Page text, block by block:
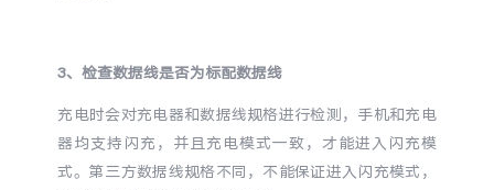
S30 Pro mini
Y500 Pro Y500
3、检查数据线是否为标配数据线
充电时会对充电器和数据线规格进行检测，手机和充电
器均支持闪充，并且充电模式一致，才能进入闪充模
式。第三方数据线规格不同，不能保证进入闪充模式，